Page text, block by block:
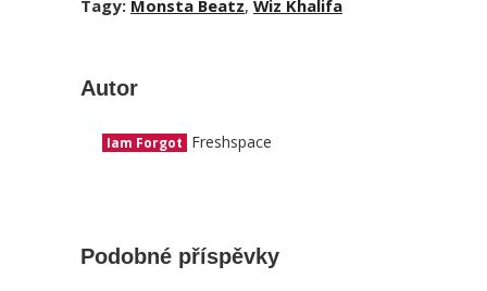
Tagy: Monsta Beatz, Wiz Khalifa
Autor
Iam Forgot Freshspace
Podobné příspěvky